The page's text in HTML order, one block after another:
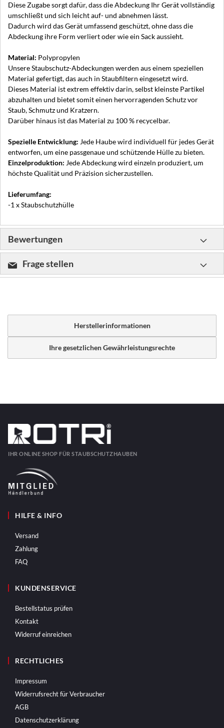
Diese Zugabe sorgt dafür, dass die Abdeckung Ihr Gerät vollständig
umschließt und sich leicht auf- und abnehmen lässt.
Dadurch wird das Gerät umfassend geschützt, ohne dass die
Abdeckung ihre Form verliert oder wie ein Sack aussieht.
Material: Polypropylen
Unsere Staubschutz-Abdeckungen werden aus einem speziellen
Material gefertigt, das auch in Staubfiltern eingesetzt wird.
Dieses Material ist extrem effektiv darin, selbst kleinste Partikel
abzuhalten und bietet somit einen hervorragenden Schutz vor
Staub, Schmutz und Kratzern.
Darüber hinaus ist das Material zu 100 % recycelbar.
Spezielle Entwicklung: Jede Haube wird individuell für jedes Gerät
entworfen, um eine passgenaue und schützende Hülle zu bieten.
Einzelproduktion: Jede Abdeckung wird einzeln produziert, um
höchste Qualität und Präzision sicherzustellen.
Lieferumfang:
-1 x Staubschutzhülle
Bewertungen
Frage stellen
Herstellerinformationen
Ihre gesetzlichen Gewährleistungsrechte
IHR ONLINE SHOP FÜR STAUBSCHUTZHAUBEN
HILFE & INFO
Versand
Zahlung
FAQ
KUNDENSERVICE
Bestellstatus prüfen
Kontakt
Widerruf einreichen
RECHTLICHES
Impressum
Widerrufsrecht für Verbraucher
AGB
Datenschutzerklärung